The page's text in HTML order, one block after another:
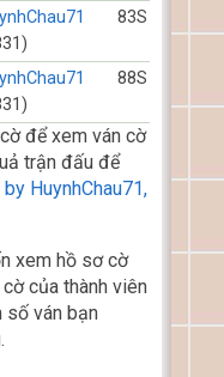
83S
88S
để xem ván cờ
trận đấu để
HuynhChau71,
xem hồ sơ cờ
của thành viên
số ván bạn